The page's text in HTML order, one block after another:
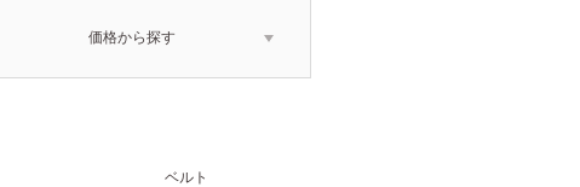
価格から探す
ベルト